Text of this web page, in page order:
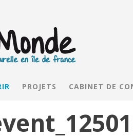
PROJETS CABINET DE